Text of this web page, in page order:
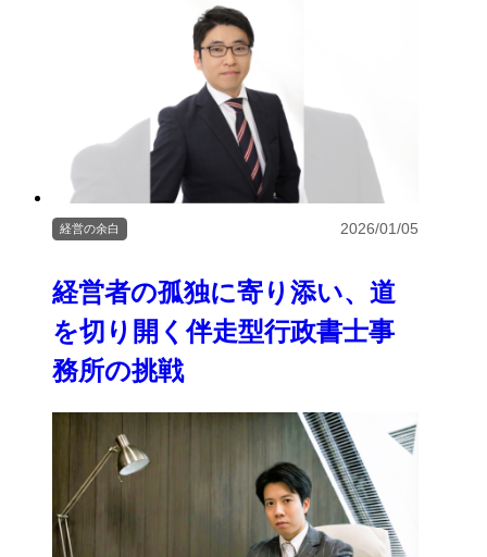
経営者の孤独に寄り添い、道
を切り開く伴走型行政書士事
務所の挑戦
経営の余白 2026/01/05